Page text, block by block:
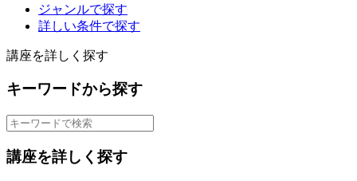
ジャンルで探す
詳しい条件で探す
講座を詳しく探す
キーワードから探す
講座を詳しく探す